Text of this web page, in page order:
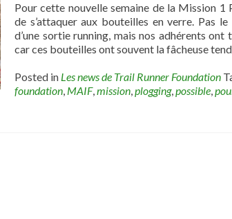
Pour cette nouvelle semaine de la Mission 1
de s’attaquer aux bouteilles en verre. Pas
d’une sortie running, mais nos adhérents
car ces bouteilles ont souvent la fâcheuse
Posted in Les news de Trail Runner Foundation
foundation, MAIF,mission,plogging,possible,